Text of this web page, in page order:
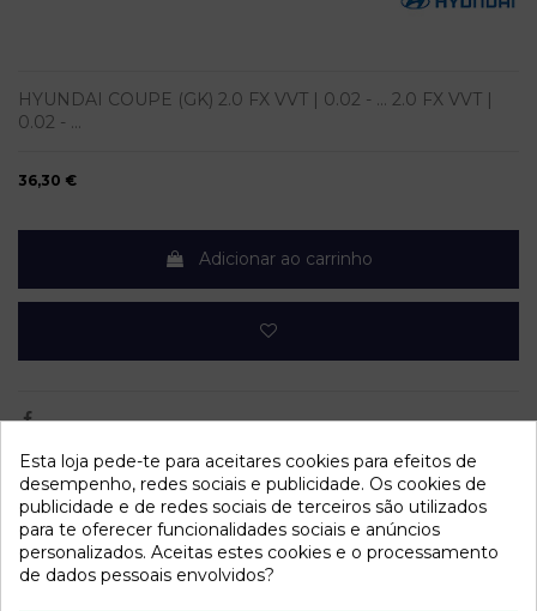
HYUNDAI COUPE (GK) 2.0 FX VVT | 0.02 - ... 2.0 FX VVT |
0.02 - ...
36,30 €
Adicionar ao carrinho
Dados do produto
Año fabricación
2002
Código motor
G4GC
Esta loja pede-te para aceitares cookies para efeitos de
desempenho, redes sociais e publicidade. Os cookies de
publicidade e de redes sociais de terceiros são utilizados
para te oferecer funcionalidades sociais e anúncios
personalizados. Aceitas estes cookies e o processamento
de dados pessoais envolvidos?